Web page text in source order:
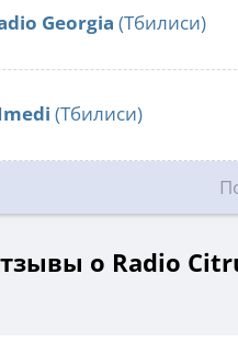
Georgia (Тбилиси)
(Тбилиси)
о Radio